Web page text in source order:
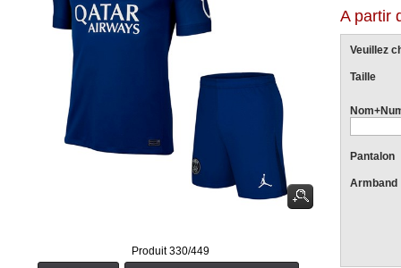
Produit 330/449
A partir
Veuillez
Taille
Pantalon
Armband